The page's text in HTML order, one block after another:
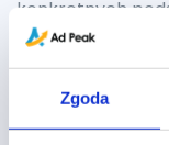
Zgoda
konkretnych
Zachowanie >
czy chcesz
docelowych,
pozwala poznać